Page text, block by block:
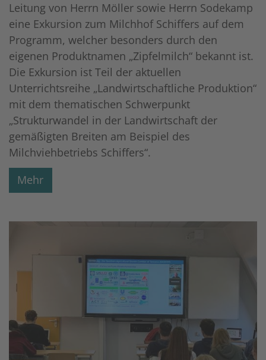
Leitung von Herrn Möller sowie Herrn Sodekamp
eine Exkursion zum Milchhof Schiffers auf dem
Programm, welcher besonders durch den
eigenen Produktnamen „Zipfelmilch“ bekannt ist.
Die Exkursion ist Teil der aktuellen
Unterrichtsreihe „Landwirtschaftliche Produktion“
mit dem thematischen Schwerpunkt
„Strukturwandel in der Landwirtschaft der
gemäßigten Breiten am Beispiel des
Milchviehbetriebs Schiffers“.
Mehr